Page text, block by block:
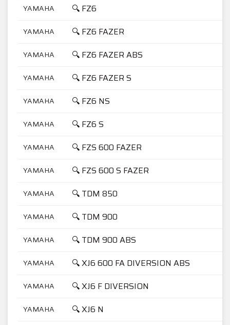
YAMAHA 🔍 FZ6
YAMAHA 🔍 FZ6 FAZER
YAMAHA 🔍 FZ6 FAZER ABS
YAMAHA 🔍 FZ6 FAZER S
YAMAHA 🔍 FZ6 NS
YAMAHA 🔍 FZ6 S
YAMAHA 🔍 FZS 600 FAZER
YAMAHA 🔍 FZS 600 S FAZER
YAMAHA 🔍 TDM 850
YAMAHA 🔍 TDM 900
YAMAHA 🔍 TDM 900 ABS
YAMAHA 🔍 XJ6 600 FA DIVERSION ABS
YAMAHA 🔍 XJ6 F DIVERSION
YAMAHA 🔍 XJ6 N